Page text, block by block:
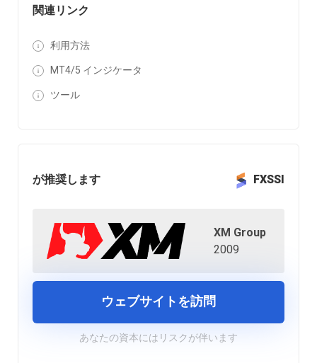
関連リンク
利用方法
MT4/5 インジケータ
ツール
が推奨します FXSSI
XM Group
2009
ウェブサイトを訪問
あなたの資本にはリスクが伴います